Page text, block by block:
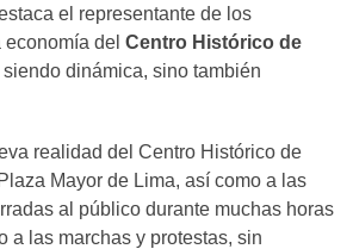
el representante de los
economía del Centro Histórico de
dinámica, sino también
realidad del Centro Histórico de
Mayor de Lima, así como a las
al público durante muchas horas
a las marchas y protestas, sin